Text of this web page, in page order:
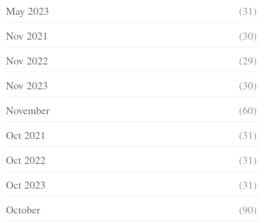
May 2023
(31)
Nov 2021
(30)
Nov 2022
(29)
Nov 2023
(30)
November
(60)
Oct 2021
(31)
Oct 2022
(31)
Oct 2023
(31)
October
(90)